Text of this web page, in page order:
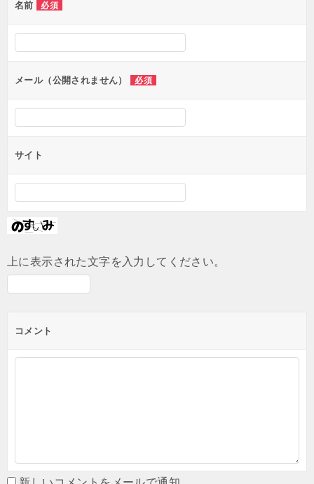
ー
シ
ョ
ン
名前 必須
メール（公開されません） 必須
サイト
上に表示された文字を入力してください。
コメント